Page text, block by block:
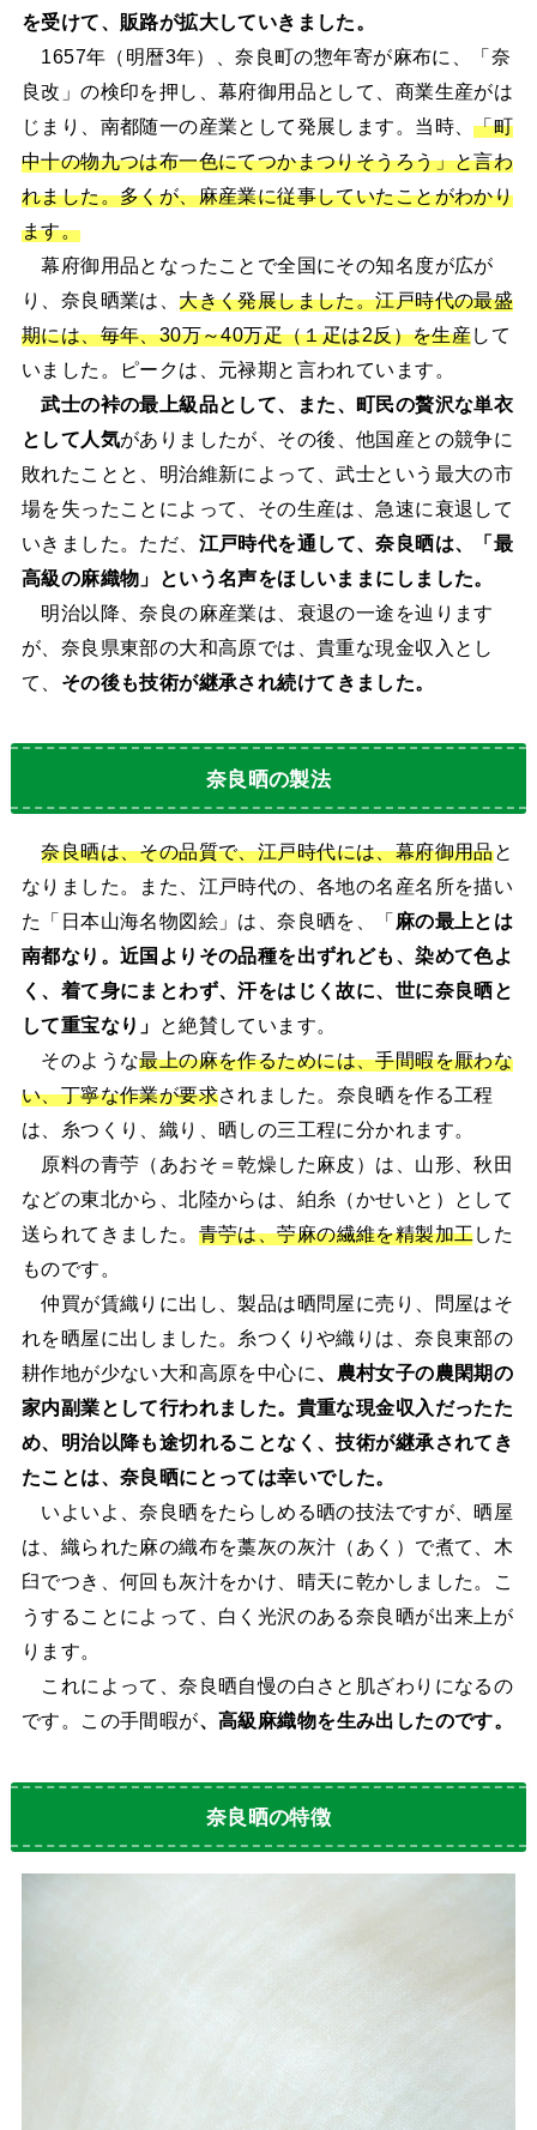
を受けて、販路が拡大していきました。
1657年（明暦3年）、奈良町の惣年寄が麻布に、「奈
良改」の検印を押し、幕府御用品として、商業生産がは
じまり、南都随一の産業として発展します。当時、「町
中十の物九つは布一色にてつかまつりそうろう」と言わ
れました。多くが、麻産業に従事していたことがわかり
ます。
幕府御用品となったことで全国にその知名度が広が
り、奈良晒業は、 大きく発展しました。江戸時代の最盛
期には、毎年、30万～40万疋（１疋は2反）を生産して
いました。ピークは、元禄期と言われています。
武士の裃の最上級品として、また、町民の贅沢な単衣
として人気がありましたが、その後、他国産との競争に
敗れたことと、明治維新によって、武士という最大の市
場を失ったことによって、その生産は、急速に衰退して
いきました。ただ、 江戸時代を通して、奈良晒は、「最
高級の麻織物」という名声をほしいままにしました。
明治以降、奈良の麻産業は、衰退の一途を辿ります
が、奈良県東部の大和高原では、貴重な現金収入とし
て、 その後も技術が継承され続けてきました。
奈良晒の製法
奈良晒は、その品質で、江戸時代には、幕府御用品と
なりました。また、江戸時代の、各地の名産名所を描い
た「日本山海名物図絵」は、奈良晒を、「 麻の最上とは
南都なり。近国よりその品種を出ずれども、染めて色よ
く、着て身にまとわず、汗をはじく故に、世に奈良晒と
して重宝なり」
と絶賛しています。
そのような最上の麻を作るためには、手間暇を厭わな
い、丁寧な作業が要求されました。奈良晒を作る工程
は、糸つくり、織り、晒しの三工程に分かれます。
原料の青苧（あおそ＝乾燥した麻皮）は、山形、秋田
などの東北から、北陸からは、絈糸（かせいと）として
送られてきました。 青苧は、苧麻の繊維を精製加工した
ものです。
仲買が賃織りに出し、製品は晒問屋に売り、問屋はそ
れを晒屋に出しました。糸つくりや織りは、奈良東部の
耕作地が少ない大和高原を中心に、農村女子の農閑期の
家内副業として行われました。貴重な現金収入だったた
め、明治以降も途切れることなく、技術が継承されてき
たことは、奈良晒にとっては幸いでした。
いよいよ、奈良晒をたらしめる晒の技法ですが、晒屋
は、織られた麻の織布を藁灰の灰汁（あく）で煮て、木
臼でつき、何回も灰汁をかけ、晴天に乾かしました。こ
うすることによって、白く光沢のある奈良晒が出来上が
ります。
これによって、奈良晒自慢の白さと肌ざわりになるの
です。この手間暇が、高級麻織物を生み出したのです。
奈良晒の特徴